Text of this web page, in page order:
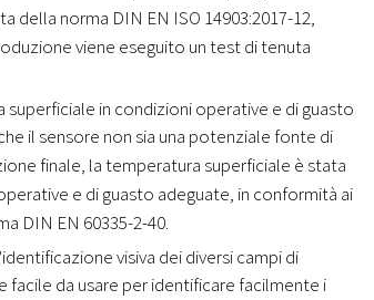
della norma DIN EN ISO 14903:2017-12,
viene eseguito un test di tenuta
superficiale in condizioni operative e di guasto
il sensore non sia una potenziale fonte di
finale, la temperatura superficiale è stata
e di guasto adeguate, in conformità ai
DIN EN 60335-2-40.
visiva dei diversi campi di
facile da usare per identificare facilmente i